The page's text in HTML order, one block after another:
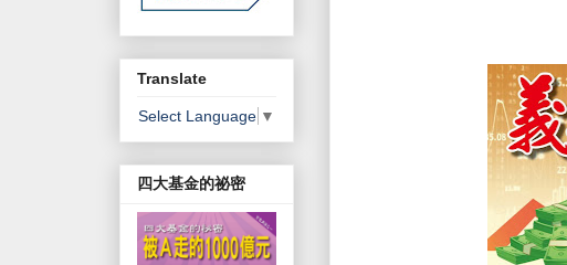
Translate
Select Language ▼
四大基金的祕密